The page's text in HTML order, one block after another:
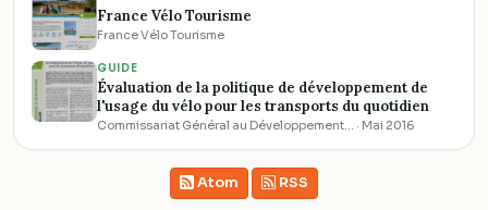
France Vélo Tourisme
France Vélo Tourisme
GUIDE
Évaluation de la politique de développement de
l'usage du vélo pour les transports du quotidien
Commissariat Général au Développement… · Mai 2016
Atom RSS